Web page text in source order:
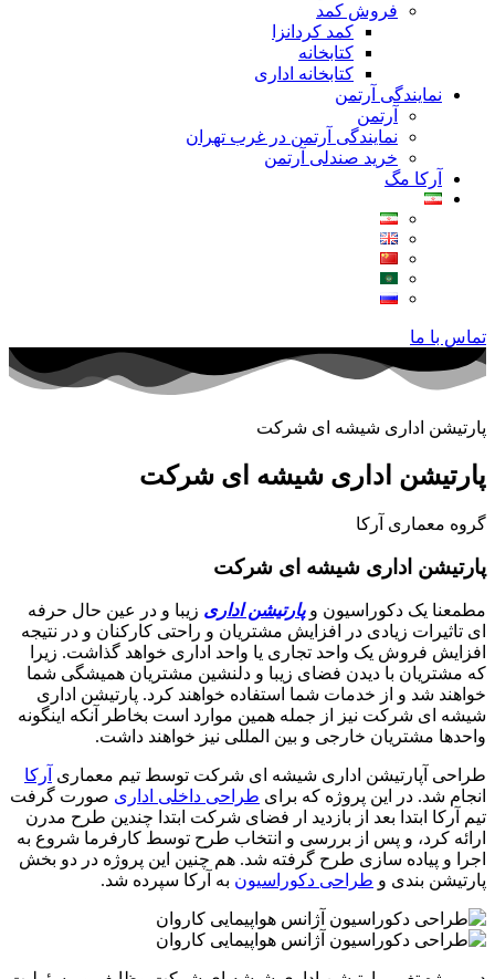
فروش کمد
کمد کردانزا
کتابخانه
کتابخانه اداری
نمایندگی آرتمن
آرتمن
نمایندگی آرتمن در غرب تهران
خرید صندلی آرتمن
آرکا مگ
تماس با ما
پارتیشن اداری شیشه ای شرکت
پارتیشن اداری شیشه ای شرکت
گروه معماری آرکا
پارتیشن اداری شیشه ای شرکت
مطمعنا یک دکوراسیون وپارتیشن اداری زیبا و در عین حال حرفه
ای تاثیرات زیادی در افزایش مشتریان و راحتی کارکنان و در نتیجه
افزایش فروش یک واحد تجاری یا واحد اداری خواهد گذاشت. زیرا
که مشتریان با دیدن فضای زیبا و دلنشین مشتریان همیشگی شما
خواهند شد و از خدمات شما استفاده خواهند کرد. پارتیشن اداری
شیشه ای شرکت نیز از جمله همین موارد است بخاطر آنکه اینگونه
واحدها مشتریان خارجی و بین المللی نیز خواهند داشت.
طراحی آپارتیشن اداری شیشه ای شرکت توسط تیم معماری آرکا
انجام شد. در این پروژه که برای طراحی داخلی اداری صورت گرفت
تیم آرکا ابتدا بعد از بازدید ار فضای شرکت ابتدا چندین طرح مدرن
ارائه کرد، و پس از بررسی و انتخاب طرح توسط کارفرما شروع به
اجرا و پیاده سازی طرح گرفته شد. هم چنین این پروژه در دو بخش
پارتیشن بندی و طراحی دکوراسیون به آرکا سپرده شد.